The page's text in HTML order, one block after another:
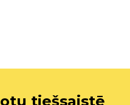
tiešsaistē